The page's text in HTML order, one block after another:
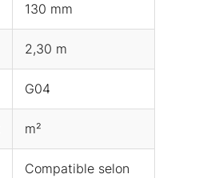
130 mm
2,30 m
G04
m²
Compatible selon